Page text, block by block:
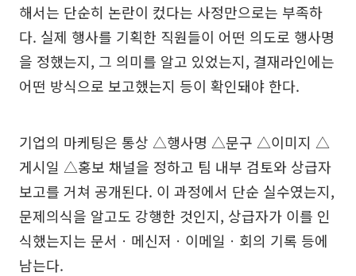
해서는 단순히 논란이 컸다는 사정만으로는 부족하
다. 실제 행사를 기획한 직원들이 어떤 의도로 행사명
을 정했는지, 그 의미를 알고 있었는지, 결재라인에는
어떤 방식으로 보고했는지 등이 확인돼야 한다.
기업의 마케팅은 통상 △행사명 △문구 △이미지 △
게시일 △홍보 채널을 정하고 팀 내부 검토와 상급자
보고를 거쳐 공개된다. 이 과정에서 단순 실수였는지,
문제의식을 알고도 강행한 것인지, 상급자가 이를 인
식했는지는 문서ㆍ메신저ㆍ이메일ㆍ회의 기록 등에
남는다.